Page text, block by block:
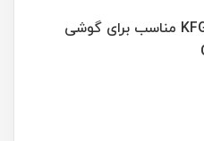
کیف کلاسوری گودزیلا مدل KFG مناسب برای گوشی